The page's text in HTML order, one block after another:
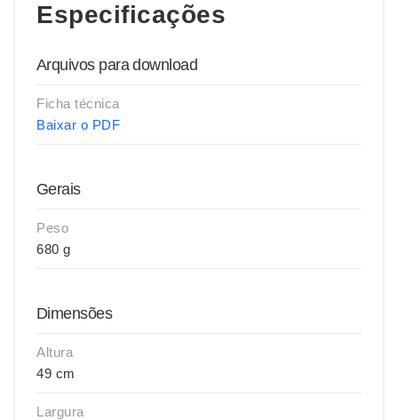
Especificações
Arquivos para download
Ficha técnica
Baixar o PDF
Gerais
Peso
680 g
Dimensões
Altura
49 cm
Largura